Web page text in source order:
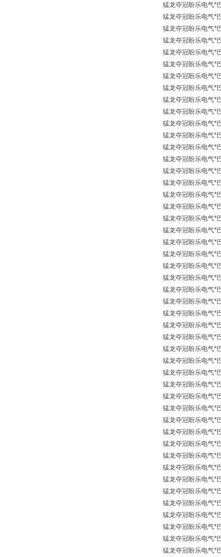
猛龙夺冠盼乐电气*
猛龙夺冠盼乐电气*
猛龙夺冠盼乐电气*
猛龙夺冠盼乐电气*
猛龙夺冠盼乐电气*
猛龙夺冠盼乐电气*
猛龙夺冠盼乐电气*
猛龙夺冠盼乐电气*
猛龙夺冠盼乐电气*
猛龙夺冠盼乐电气*
猛龙夺冠盼乐电气*
猛龙夺冠盼乐电气*
猛龙夺冠盼乐电气*
猛龙夺冠盼乐电气*
猛龙夺冠盼乐电气*
猛龙夺冠盼乐电气*
猛龙夺冠盼乐电气*
猛龙夺冠盼乐电气*
猛龙夺冠盼乐电气*
猛龙夺冠盼乐电气*
猛龙夺冠盼乐电气*
猛龙夺冠盼乐电气*
猛龙夺冠盼乐电气*
猛龙夺冠盼乐电气*
猛龙夺冠盼乐电气*
猛龙夺冠盼乐电气*
猛龙夺冠盼乐电气*
猛龙夺冠盼乐电气*
猛龙夺冠盼乐电气*
猛龙夺冠盼乐电气*
猛龙夺冠盼乐电气*
猛龙夺冠盼乐电气*
猛龙夺冠盼乐电气*
猛龙夺冠盼乐电气*
猛龙夺冠盼乐电气*
猛龙夺冠盼乐电气*
猛龙夺冠盼乐电气*
猛龙夺冠盼乐电气*
猛龙夺冠盼乐电气*
猛龙夺冠盼乐电气*
猛龙夺冠盼乐电气*
猛龙夺冠盼乐电气*
猛龙夺冠盼乐电气*
猛龙夺冠盼乐电气*
猛龙夺冠盼乐电气*
猛龙夺冠盼乐电气*
猛龙夺冠盼乐电气*